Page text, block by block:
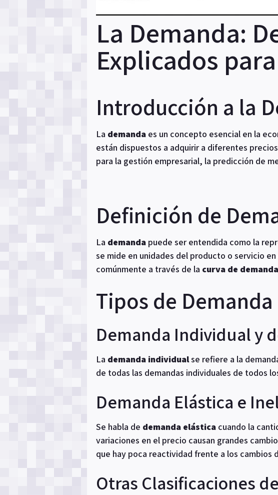
La Demanda:
Explicados
Introducción a la
La demanda es un concepto esencial en la
están dispuestos a adquirir a diferentes
para la gestión empresarial, la predicción de
Definición de
La demanda puede ser entendida como la
se mide en unidades del producto o servicio
comúnmente a través de la curva de demanda
Tipos de Demanda
Demanda Individual y
La demanda individualse refiere a la
de todas las demandas individuales de todos
Demanda Elástica e
Se habla de demanda elástica cuando la
variaciones en el precio causan grandes
que hay poca reactividad frente a los cambios
Otras Clasificaciones